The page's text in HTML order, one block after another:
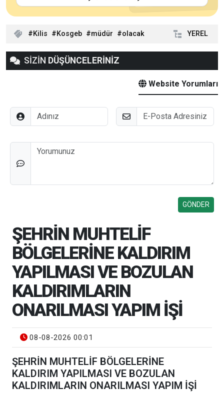
Kilis Kosgeb müdür olacak YEREL
SİZİN DÜŞÜNCELERİNİZ
Website Yorumları
Adınız E-Posta
Düşünceleriniz
ŞEHRİN MUHTELİF
BÖLGELERİNE KALDIRIM
YAPILMASI VE BOZULAN
KALDIRIMLARIN
ONARILMASI YAPIM İŞİ
08-08-2026 00:01
ŞEHRİN MUHTELİF BÖLGELERİNE
KALDIRIM YAPILMASI VE BOZULAN
KALDIRIMLARIN ONARILMASI YAPIM İŞİ